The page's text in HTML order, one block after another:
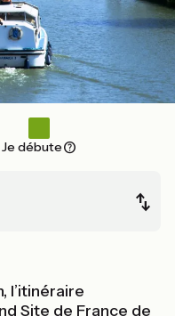
Je débute
l’itinéraire
Site de France de